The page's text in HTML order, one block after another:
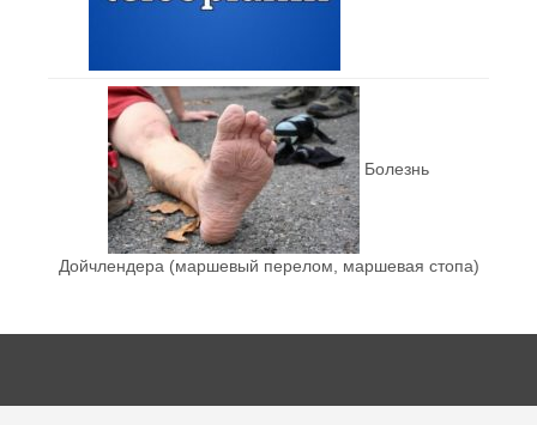
Болезнь
Дойчлендера (маршевый перелом, маршевая стопа)